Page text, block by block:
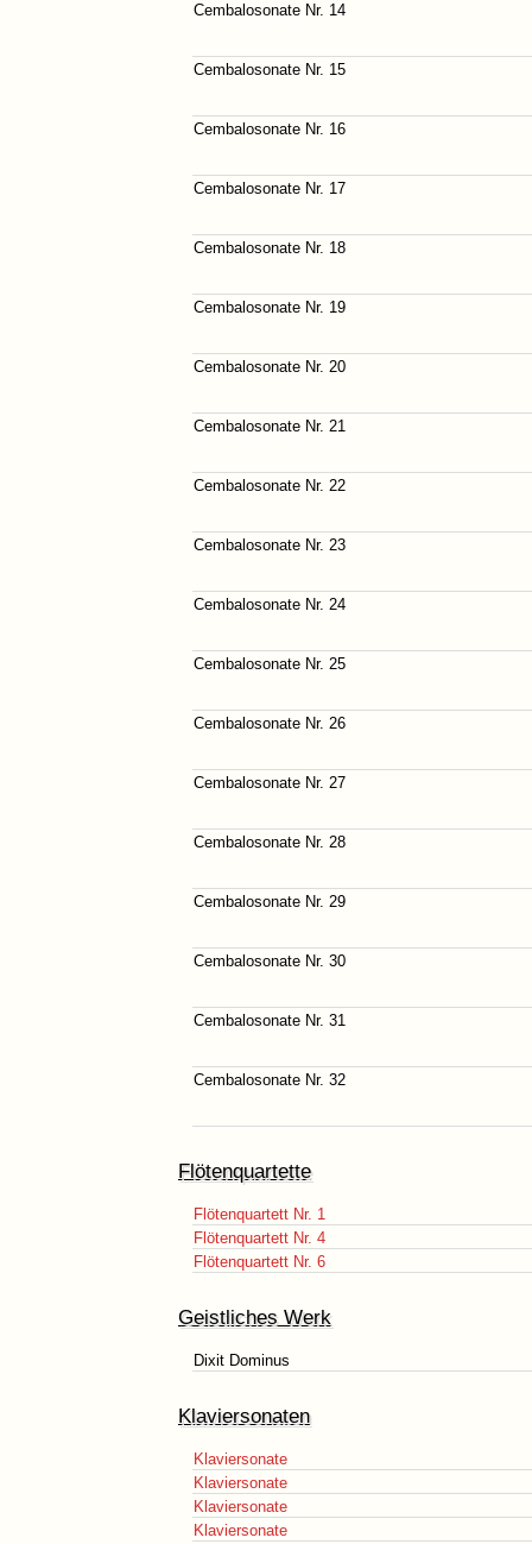
Cembalosonate Nr. 14
Cembalosonate Nr. 15
Cembalosonate Nr. 16
Cembalosonate Nr. 17
Cembalosonate Nr. 18
Cembalosonate Nr. 19
Cembalosonate Nr. 20
Cembalosonate Nr. 21
Cembalosonate Nr. 22
Cembalosonate Nr. 23
Cembalosonate Nr. 24
Cembalosonate Nr. 25
Cembalosonate Nr. 26
Cembalosonate Nr. 27
Cembalosonate Nr. 28
Cembalosonate Nr. 29
Cembalosonate Nr. 30
Cembalosonate Nr. 31
Cembalosonate Nr. 32
Flötenquartette
Flötenquartett Nr. 1
Flötenquartett Nr. 4
Flötenquartett Nr. 6
Geistliches Werk
Dixit Dominus
Klaviersonaten
Klaviersonate
Klaviersonate
Klaviersonate
Klaviersonate